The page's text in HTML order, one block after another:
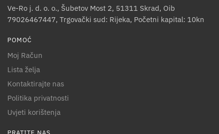
Ve-Ro j. d. o. o., Šubetov Most 2, 51311 Skrad, Oib
79026467447, Trgovački sud: Rijeka, Početni kapital: 10kn
POMOĆ
Moj Račun
Lista želja
Kontaktirajte nas
Politika privatnosti
Uvjeti korištenja